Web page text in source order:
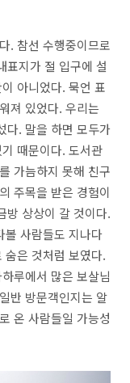
. 참선 수행중이므로
표지가 절 입구에 설
아니었다. 묵언 표
져 있었다. 우리는
다. 말을 하면 모두가
때문이다. 도서관
가늠하지 못해 친구
주목을 받은 경험이
방 상상이 갈 것이다.
볼 사람들도 지나다
숨은 것처럼 보였다.
루에서 많은 보살님
반 방문객인지는 알
온 사람들일 가능성